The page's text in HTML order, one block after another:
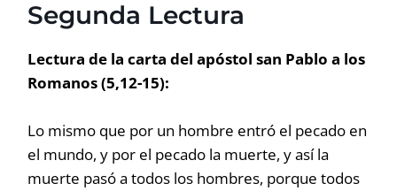
Segunda Lectura
Lectura de la carta del apóstol san Pablo a los
Romanos (5,12-15):
Lo mismo que por un hombre entró el pecado en
el mundo, y por el pecado la muerte, y así la
muerte pasó a todos los hombres, porque todos